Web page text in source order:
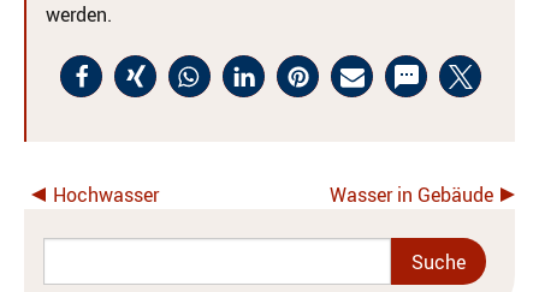
werden.
Hochwasser Wasser in Gebäude